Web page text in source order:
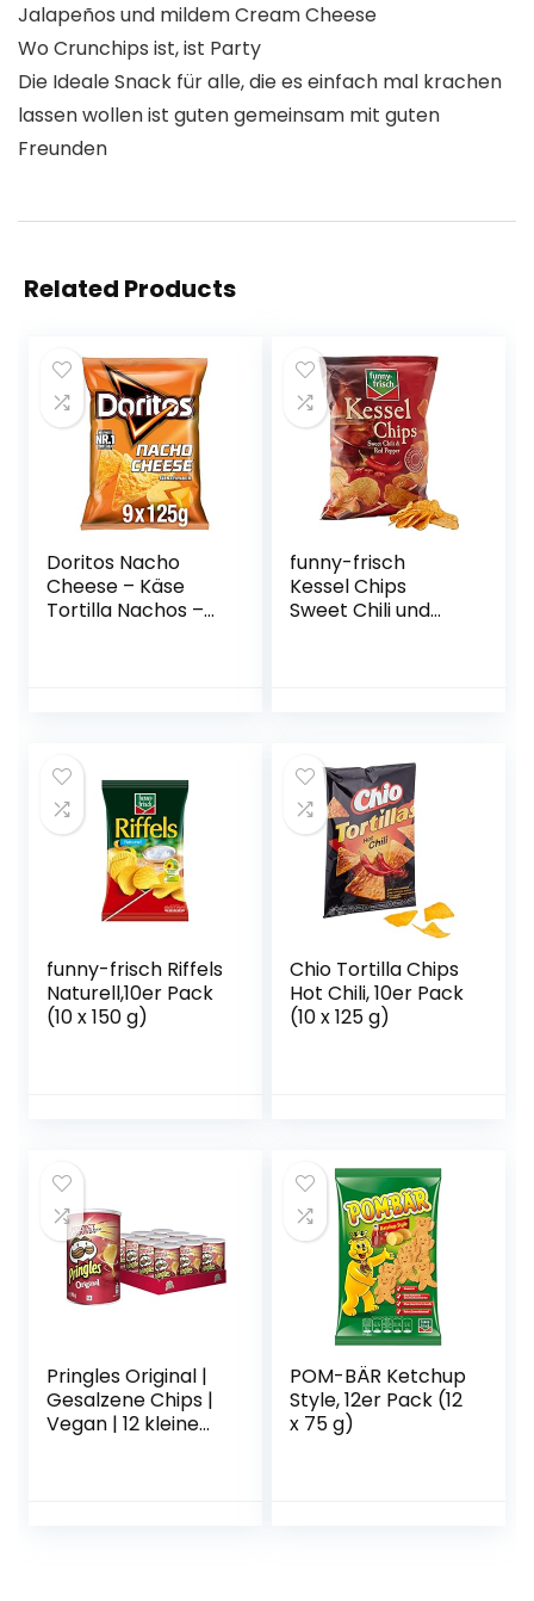
Jalapeños und mildem Cream Cheese
Wo Crunchips ist, ist Party
Die Ideale Snack für alle, die es einfach mal krachen
lassen wollen ist guten gemeinsam mit guten
Freunden
Related Products
Doritos Nacho
Cheese – Käse
Tortilla Nachos –
funny-frisch
Kessel Chips
Sweet Chili und
funny-frisch Riffels
Naturell,10er Pack
(10 x 150 g)
Chio Tortilla Chips
Hot Chili, 10er Pack
(10 x 125 g)
Pringles Original |
Gesalzene Chips |
Vegan | 12 kleine
POM-BÄR Ketchup
Style, 12er Pack (12
x 75 g)